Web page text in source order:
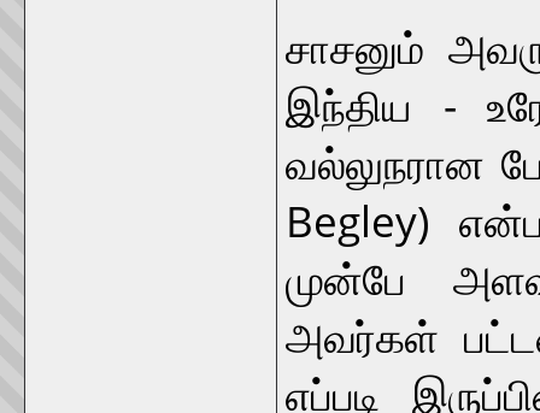
சாசனும்
இந்திய -
வல்லுநரான
Begley)
முன்பே
அவர்கள்
எப்படி